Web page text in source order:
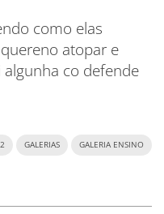
como elas
atopar e
co defende
GALERIAS GALERIA ENSINO